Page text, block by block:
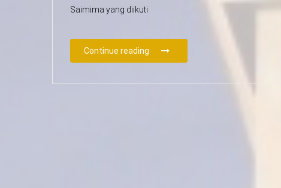
Saimima yang diikuti
Continue reading